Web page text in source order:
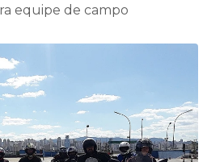
equipe de campo